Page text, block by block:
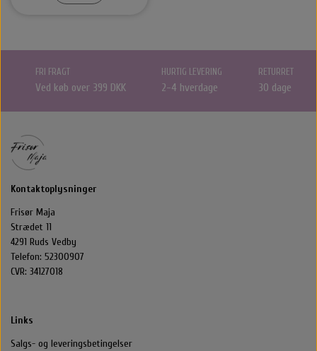
FRI FRAGT
Ved køb over 399 DKK
HURTIG LEVERING
2-4 hverdage
RETURRET
30 dage
Kontaktoplysninger
Frisør Maja
Strædet 11
4291 Ruds Vedby
Telefon: 52300907
CVR: 34127018
Links
Salgs- og leveringsbetingelser